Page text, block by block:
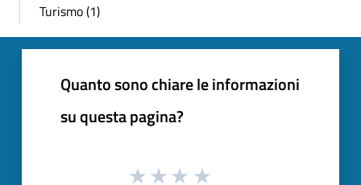
Turismo (1)
Quanto sono chiare le informazioni
su questa pagina?